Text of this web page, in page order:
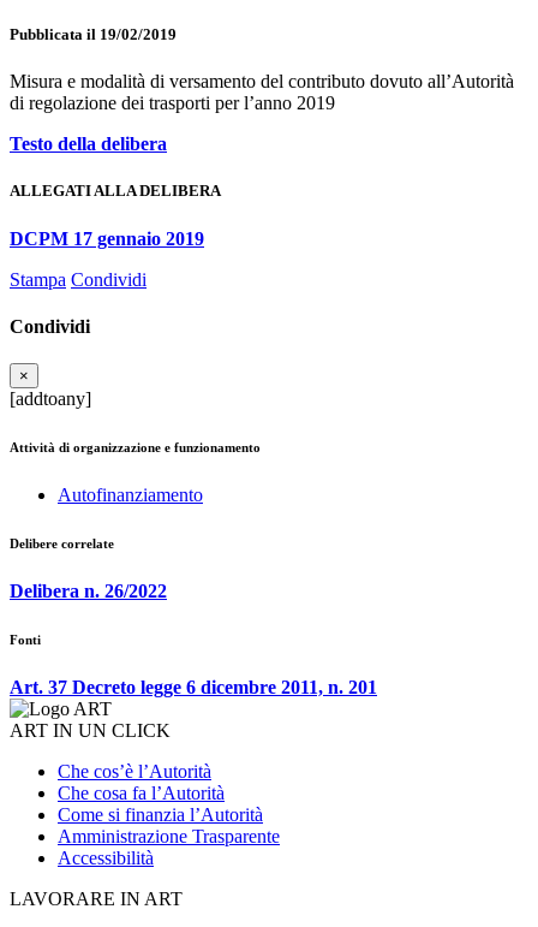
Pubblicata il 19/02/2019
Misura e modalità di versamento del contributo dovuto all’Autorità
di regolazione dei trasporti per l’anno 2019
Testo della delibera
ALLEGATI ALLA DELIBERA
DCPM 17 gennaio 2019
Stampa Condividi
Condividi
×
[addtoany]
Attività di organizzazione e funzionamento
Autofinanziamento
Delibere correlate
Delibera n. 26/2022
Fonti
Art. 37 Decreto legge 6 dicembre 2011, n. 201
ART IN UN CLICK
Che cos’è l’Autorità
Che cosa fa l’Autorità
Come si finanzia l’Autorità
Amministrazione Trasparente
Accessibilità
LAVORARE IN ART